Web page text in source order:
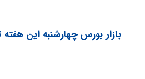
بازار بورس چهارشنبه این